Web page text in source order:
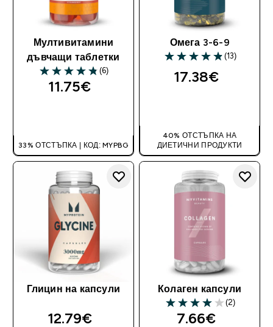
Мултивитамини
дъвчащи таблетки
4.83 out of 5 stars
(6)
11.75€‎
33% ОТСТЪПКА | КОД: MYPBG
Омега 3-6-9
4.85 out of 5 stars
(13)
17.38€‎
40% ОТСТЪПКА НА
ДИЕТИЧНИ ПРОДУКТИ
Глицин на капсули
12.79€‎
Колаген капсули
4 out of 5 stars
(2)
7.66€‎